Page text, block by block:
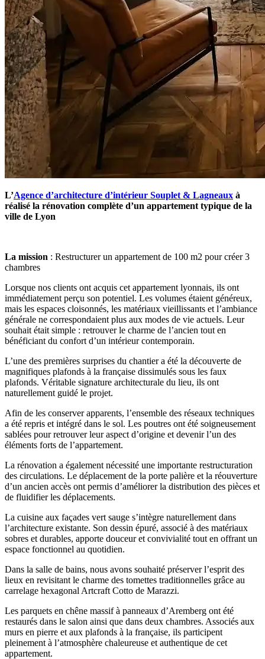
L’Agence d’architecture d’intérieur Souplet & Lagneaux à
réalisé la rénovation complète d’un appartement typique de la
ville de Lyon
La mission : Restructurer un appartement de 100 m2 pour créer 3
chambres
Lorsque nos clients ont acquis cet appartement lyonnais, ils ont
immédiatement perçu son potentiel. Les volumes étaient généreux,
mais les espaces cloisonnés, les matériaux vieillissants et l’ambiance
générale ne correspondaient plus aux modes de vie actuels. Leur
souhait était simple : retrouver le charme de l’ancien tout en
bénéficiant du confort d’un intérieur contemporain.
L’une des premières surprises du chantier a été la découverte de
magnifiques plafonds à la française dissimulés sous les faux
plafonds. Véritable signature architecturale du lieu, ils ont
naturellement guidé le projet.
Afin de les conserver apparents, l’ensemble des réseaux techniques
a été repris et intégré dans le sol. Les poutres ont été soigneusement
sablées pour retrouver leur aspect d’origine et devenir l’un des
éléments forts de l’appartement.
La rénovation a également nécessité une importante restructuration
des circulations. Le déplacement de la porte palière et la réouverture
d’un ancien accès ont permis d’améliorer la distribution des pièces et
de fluidifier les déplacements.
La cuisine aux façades vert sauge s’intègre naturellement dans
l’architecture existante. Son dessin épuré, associé à des matériaux
sobres et durables, apporte douceur et convivialité tout en offrant un
espace fonctionnel au quotidien.
Dans la salle de bains, nous avons souhaité préserver l’esprit des
lieux en revisitant le charme des tomettes traditionnelles grâce au
carrelage hexagonal Artcraft Cotto de Marazzi.
Les parquets en chêne massif à panneaux d’Aremberg ont été
restaurés dans le salon ainsi que dans deux chambres. Associés aux
murs en pierre et aux plafonds à la française, ils participent
pleinement à l’atmosphère chaleureuse et authentique de cet
appartement.